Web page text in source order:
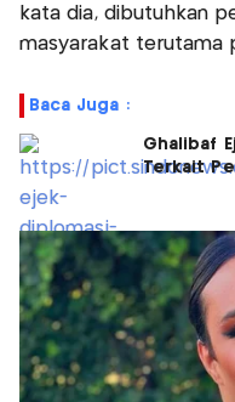
kata dia, dibutuhkan
masyarakat terutama
Baca Juga :
Ghalibaf
Terkait